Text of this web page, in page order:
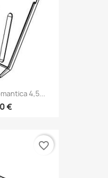
4,5...
€
favorite_border